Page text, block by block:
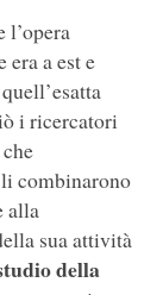
l’opera
era a est e
i ricercatori
li combinarono
alla
sua attività
della